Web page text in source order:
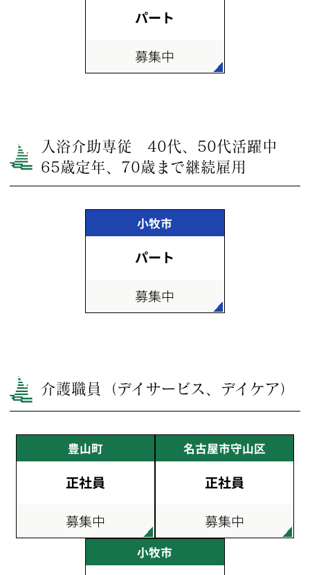
パート
募集中
入浴介助専従 40代、50代活躍中
65歳定年、70歳まで継続雇用
小牧市
パート
募集中
介護職員（デイサービス、デイケア）
豊山町
正社員
募集中
名古屋市守山区
正社員
募集中
小牧市